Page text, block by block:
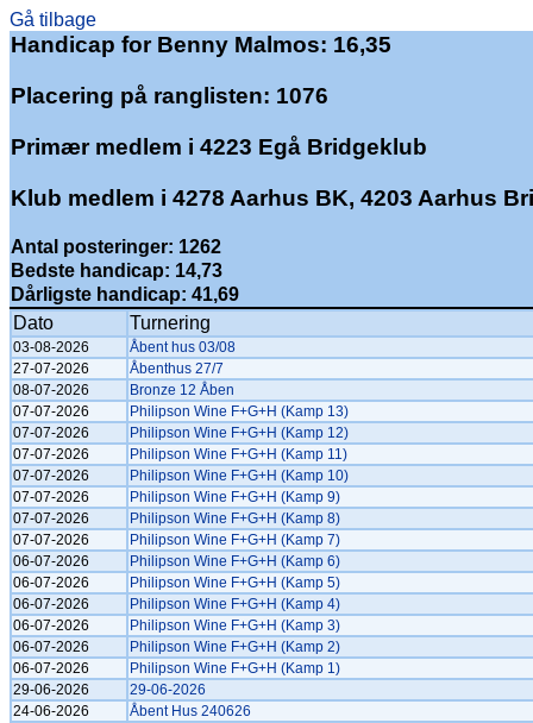
Gå tilbage
Handicap for Benny Malmos: 16,35
Placering på ranglisten: 1076
Primær medlem i 4223 Egå Bridgeklub
Klub medlem i 4278 Aarhus BK, 4203 Aarhus
Antal posteringer: 1262
Bedste handicap: 14,73
Dårligste handicap: 41,69
Dato
Turnering
03-08-2026
Åbent hus 03/08
27-07-2026
Åbenthus 27/7
08-07-2026
Bronze 12 Åben
07-07-2026
Philipson Wine F+G+H (Kamp 13)
07-07-2026
Philipson Wine F+G+H (Kamp 12)
07-07-2026
Philipson Wine F+G+H (Kamp 11)
07-07-2026
Philipson Wine F+G+H (Kamp 10)
07-07-2026
Philipson Wine F+G+H (Kamp 9)
07-07-2026
Philipson Wine F+G+H (Kamp 8)
07-07-2026
Philipson Wine F+G+H (Kamp 7)
06-07-2026
Philipson Wine F+G+H (Kamp 6)
06-07-2026
Philipson Wine F+G+H (Kamp 5)
06-07-2026
Philipson Wine F+G+H (Kamp 4)
06-07-2026
Philipson Wine F+G+H (Kamp 3)
06-07-2026
Philipson Wine F+G+H (Kamp 2)
06-07-2026
Philipson Wine F+G+H (Kamp 1)
29-06-2026
29-06-2026
24-06-2026
Åbent Hus 240626